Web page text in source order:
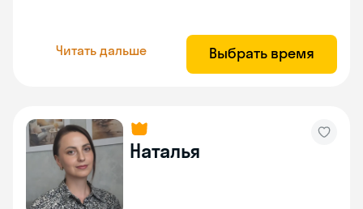
Читать дальше Выбрать время
Наталья